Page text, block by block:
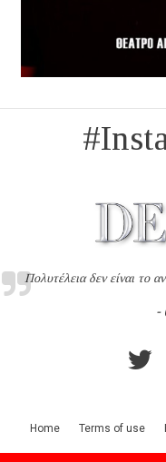
Πολυτέλεια δεν είναι το
-
Home Terms of use